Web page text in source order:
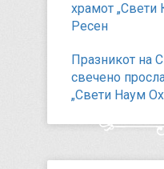
храмот „Свети
Ресен
Празникот на
свечено
„Свети Наум